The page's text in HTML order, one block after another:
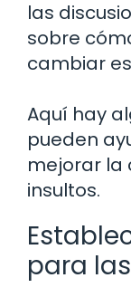
las
sobre
cambiar
Aquí hay
pueden
mejorar la
insultos.
para